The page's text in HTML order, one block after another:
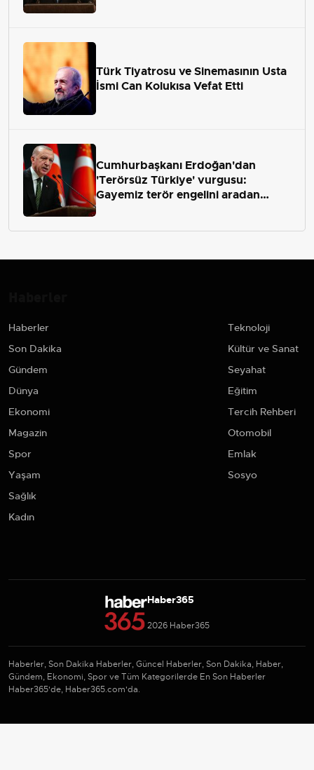
Türk Tiyatrosu ve Sinemasının Usta
İsmi Can Kolukısa Vefat Etti
Cumhurbaşkanı Erdoğan'dan
'Terörsüz Türkiye' vurgusu:
Gayemiz terör engelini aradan
Haberler
Son Dakika
Gündem
Dünya
Ekonomi
Magazin
Spor
Yaşam
Sağlık
Kadın
Teknoloji
Kültür ve Sanat
Seyahat
Eğitim
Tercih Rehberi
Otomobil
Emlak
Sosyo
Haber365
2026 Haber365
Haberler, Son Dakika Haberler, Güncel Haberler, Son Dakika, Haber,
Gündem, Ekonomi, Spor ve Tüm Kategorilerde En Son Haberler
Haber365'de, Haber365.com'da.